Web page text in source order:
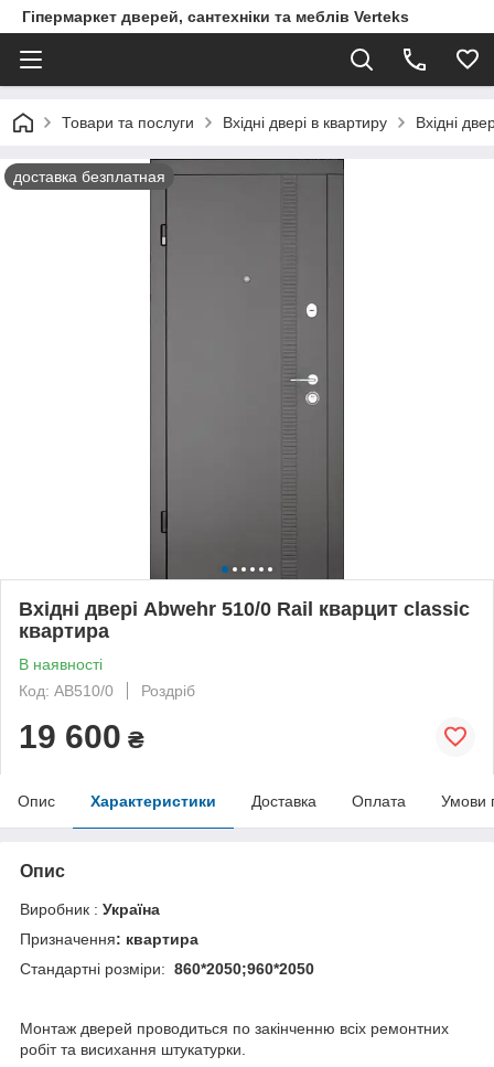
Гіпермаркет дверей, сантехніки та меблів Verteks
Товари та послуги Вхідні двері в квартиру Вхідні
доставка безплатная
Вхідні двері Abwehr 510/0 Rail кварцит classic
квартира
В наявності
Код: AB510/0
Роздріб
19 600 ₴
Опис Характеристики Доставка Оплата Умови
Опис
Виробник : Україна
Призначення: квартира
Стандартні розміри: 860*2050;960*2050
Монтаж дверей проводиться по закінченню всіх ремонтних
робіт та висихання штукатурки.